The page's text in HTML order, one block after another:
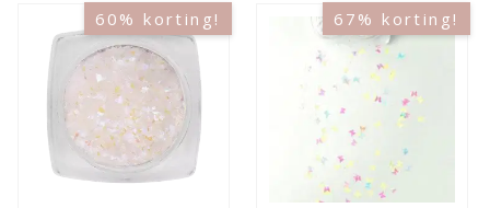
60% korting! 67% korting!